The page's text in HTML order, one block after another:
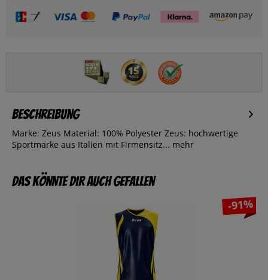
Beschreibung
Marke: Zeus Material: 100% Polyester Zeus: hochwertige
Sportmarke aus Italien mit Firmensitz... mehr
Das könnte dir auch gefallen
-91%